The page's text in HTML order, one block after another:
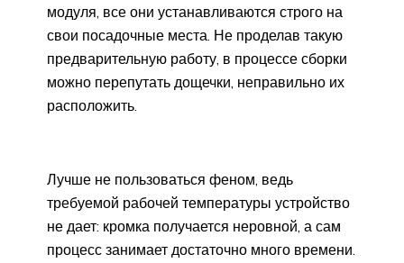
модуля, все они устанавливаются строго на
свои посадочные места. Не проделав такую
предварительную работу, в процессе сборки
можно перепутать дощечки, неправильно их
расположить.
Лучше не пользоваться феном, ведь
требуемой рабочей температуры устройство
не дает: кромка получается неровной, а сам
процесс занимает достаточно много времени.